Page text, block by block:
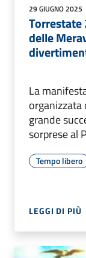
29 GIUGNO 2025
Torrestate
delle
La
organizzata
grande
sorprese al
Tempo libero
LEGGI DI PIÙ